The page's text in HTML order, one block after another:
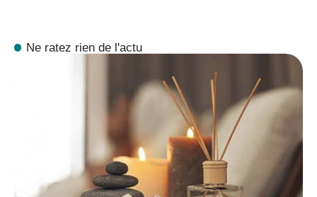
Ne ratez rien de l'actu